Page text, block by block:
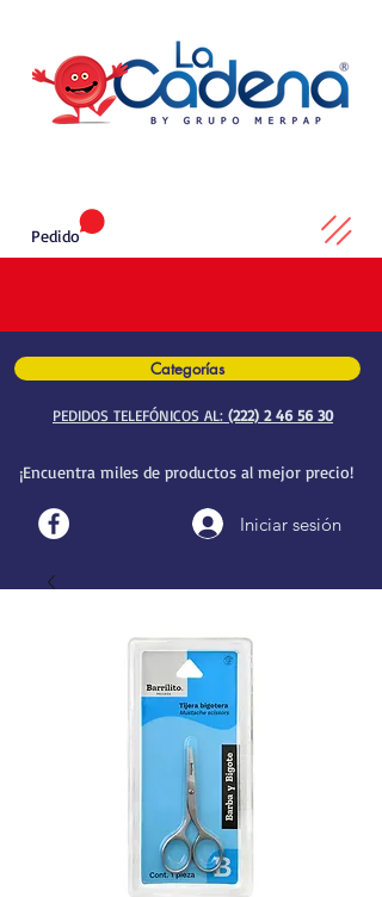
Categorías
PEDIDOS TELEFÓNICOS AL: (222) 2 46 56 30
¡Encuentra miles de productos al mejor precio!
Iniciar sesión
Pedido